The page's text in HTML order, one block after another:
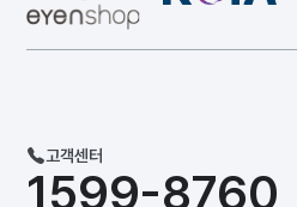
고객센터
1599-8760